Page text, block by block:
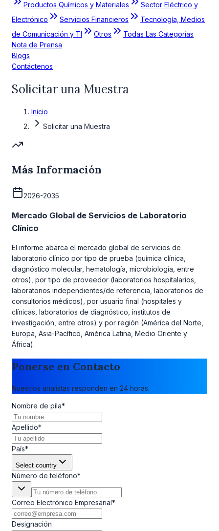
Productos Químicos y Materiales
Sector Eléctrico y
Electrónico
Servicios Financieros
Tecnología, Medios
de Comunicación y TI
Otros
Todas Las Categorías
Nota de Prensa
Blogs
Contáctenos
Solicitar una Muestra
Inicio
Solicitar una Muestra
Más Información
2026-2035
Mercado Global de Servicios de Laboratorio
Clínico
El informe abarca el mercado global de servicios de
laboratorio clínico por tipo de prueba (química clínica,
diagnóstico molecular, hematología, microbiología, entre
otros), por tipo de proveedor (laboratorios hospitalarios,
laboratorios independientes/de referencia, laboratorios de
consultorios médicos), por usuario final (hospitales y
clínicas, laboratorios de diagnóstico, institutos de
investigación, entre otros) y por región (América del Norte,
Europa, Asia-Pacífico, América Latina, Medio Oriente y
África).
Ponerse en Contacto
Nuestros analistas responden en 24 horas.
Nombre de pila*
Apellido*
País*
Select country
Número de teléfono*
Correo Electrónico Empresarial*
Designación